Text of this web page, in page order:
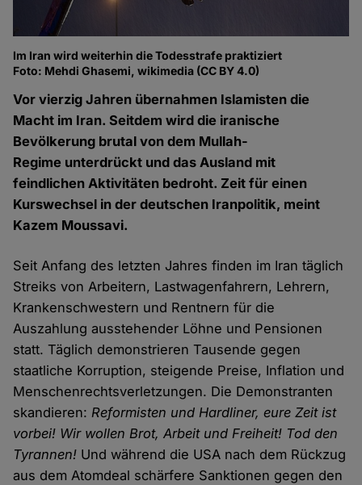
Im Iran wird weiterhin die Todesstrafe praktiziert
Foto: Mehdi Ghasemi, wikimedia (CC BY 4.0)
Vor vierzig Jahren übernahmen Islamisten die
Macht im Iran. Seitdem wird die iranische
Bevölkerung brutal von dem Mullah-
Regime unterdrückt und das Ausland mit
feindlichen Aktivitäten bedroht. Zeit für einen
Kurswechsel in der deutschen Iranpolitik, meint
Kazem Moussavi.
Seit Anfang des letzten Jahres finden im Iran täglich
Streiks von Arbeitern, Lastwagenfahrern, Lehrern,
Krankenschwestern und Rentnern für die
Auszahlung ausstehender Löhne und Pensionen
statt. Täglich demonstrieren Tausende gegen
staatliche Korruption, steigende Preise, Inflation und
Menschenrechtsverletzungen. Die Demonstranten
skandieren:Reformisten und Hardliner, eure Zeit ist
vorbei! Wir wollen Brot, Arbeit und Freiheit! Tod den
Tyrannen! Und während die USA nach dem Rückzug
aus dem Atomdeal schärfere Sanktionen gegen den